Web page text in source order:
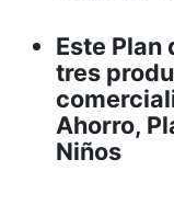
Este Plan
tres
Ahorro,
Niños